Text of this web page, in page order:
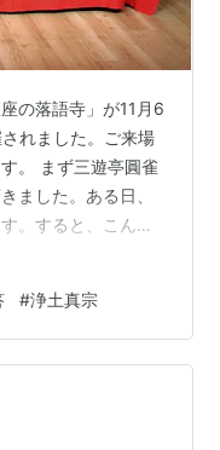
の落語寺」が11月6
れました。ご来場
。 まず三遊亭圓雀
ました。ある日、
。すると、こんに
はその身振りを仏
私は「気づかない
した。こんにゃく
に教えを授けてい
収益の約40％は福
賞…
#浄土真宗